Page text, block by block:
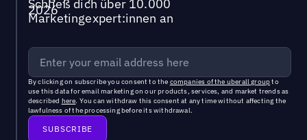
Schließ dich über 10.000
Marketingexpert:innen an
By clicking on subscribe you consent to the companies of the uberall groupto
use this data for email marketing on our products, services, and market trends as
described here. You can withdraw this consent at any time without affecting the
lawfulness of the processing before its withdrawal.